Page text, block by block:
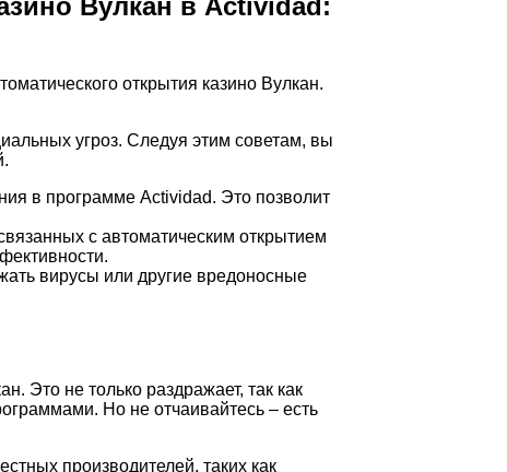
Вулкан в Actividad:
открытия казино Вулкан.
угроз. Следуя этим советам, вы
в программе Actividad. Это позволит
с автоматическим открытием
вирусы или другие вредоносные
Это не только раздражает, так как
Но не отчаивайтесь – есть
производителей, таких как